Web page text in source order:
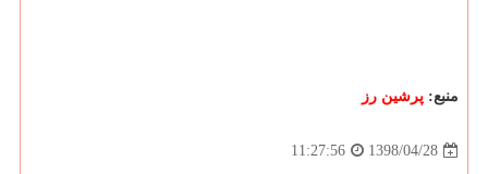
منبع: پرشین رز
1398/04/28
11:27:56